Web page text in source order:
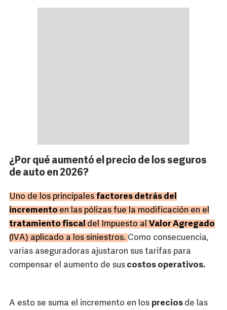
¿Por qué aumentó el precio de los seguros
de auto en 2026?
Uno de los principales factores detrás del
incremento en las pólizas fue la modificación en el
tratamiento fiscal del Impuesto al Valor Agregado
(IVA) aplicado a los siniestros. Como consecuencia,
varias aseguradoras ajustaron sus tarifas para
compensar el aumento de sus costos operativos.
A esto se suma el incremento en los precios de las